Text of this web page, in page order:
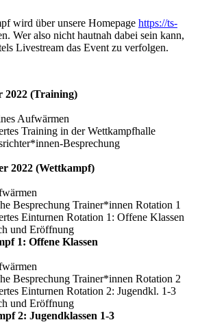
wird über unsere Homepage https://ts-
Wer also nicht hautnah dabei sein kann,
Livestream das Event zu verfolgen.
2022 (Training)
Aufwärmen
Training in der Wettkampfhalle
Besprechung
2022 (Wettkampf)
Besprechung Trainer*innen Rotation 1
Einturnen Rotation 1: Offene Klassen
und Eröffnung
1: Offene Klassen
Besprechung Trainer*innen Rotation 2
Einturnen Rotation 2: Jugendkl. 1-3
und Eröffnung
2: Jugendklassen 1-3